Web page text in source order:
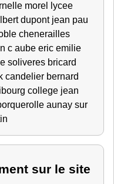
morel lycee
dupont jean pau
chenerailles
n c aube eric emilie
soliveres bricard
candelier bernard
college jean
aunay sur
sur le site